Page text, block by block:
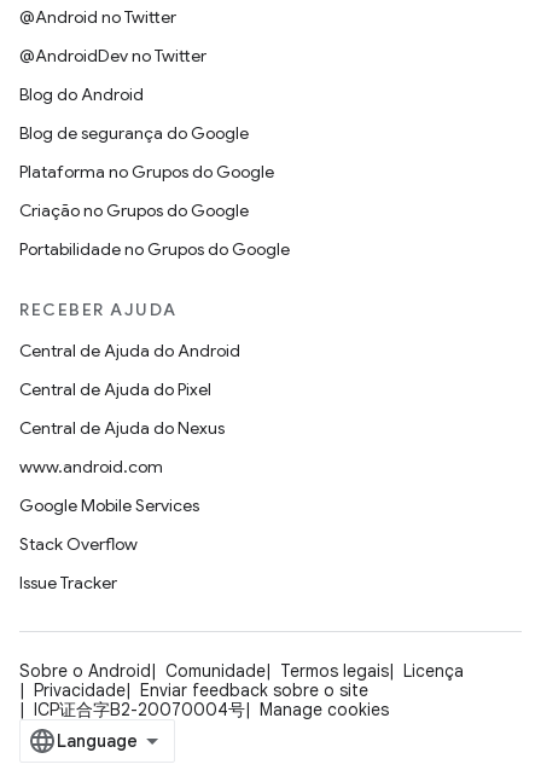
@Android no Twitter
@AndroidDev no Twitter
Blog do Android
Blog de segurança do Google
Plataforma no Grupos do Google
Criação no Grupos do Google
Portabilidade no Grupos do Google
RECEBER AJUDA
Central de Ajuda do Android
Central de Ajuda do Pixel
Central de Ajuda do Nexus
www.android.com
Google Mobile Services
Stack Overflow
Issue Tracker
Sobre o Android Comunidade Termos legais
Licença
Privacidade
Enviar feedback sobre o site
ICP证合字B2-20070004号
Manage cookies